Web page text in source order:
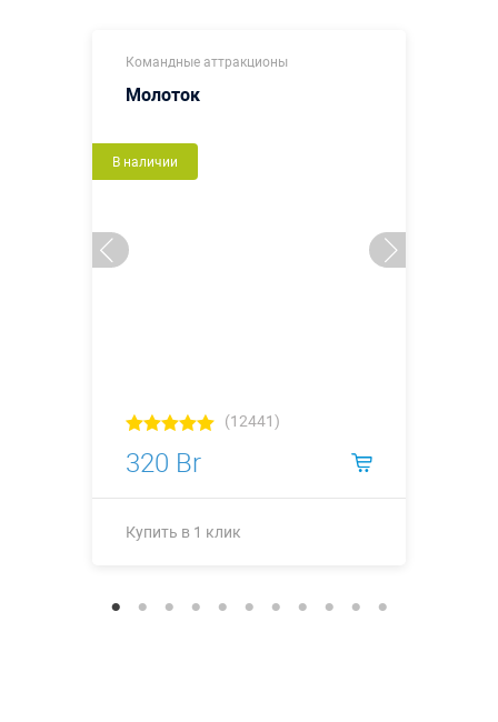
Командные аттракционы
Молоток
В наличии
(12441)
320 Br
Купить в 1 клик